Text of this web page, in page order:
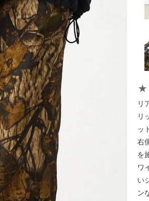
★
リ
リ
ッ
右
を
ワ
い
ン